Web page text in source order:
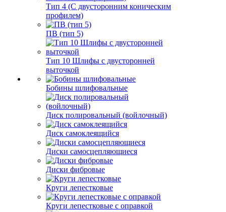
Тип 4 (С двусторонним коническим
профилем)
ПВ (тип 5)
Тип 10 Шлифы с двусторонней
выточкой
Бобины шлифовальные
Диск полировальный (войлочный)
Диск самоклеящийся
Диски самосцепляющиеся
Диски фибровые
Круги лепестковые
Круги лепестковые с оправкой